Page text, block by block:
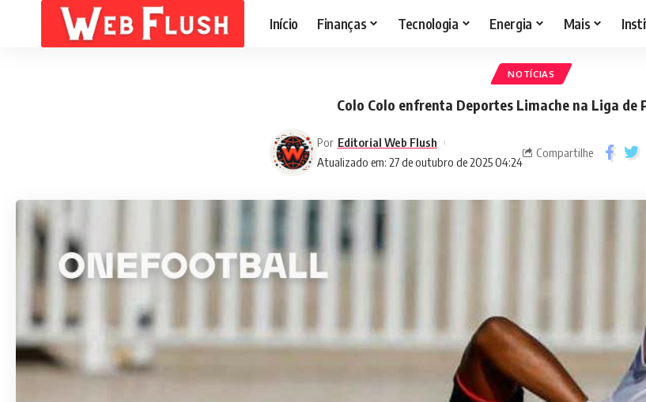
Início Finanças Tecnologia Energia Mais
NOTÍCIAS
Colo Colo enfrenta Deportes Limache na Liga de
Atualizado em: 27 de outubro de 2025 04:24
Por Editorial Web Flush
Compartilhe